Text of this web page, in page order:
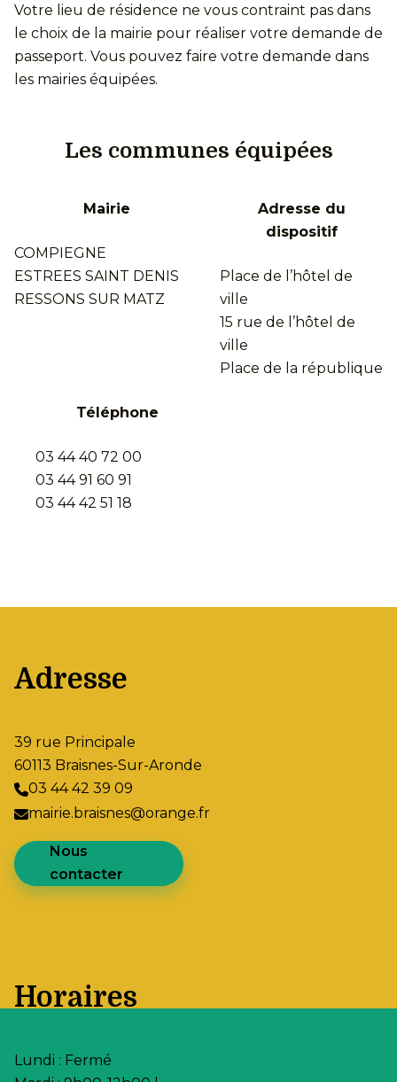
Votre lieu de résidence ne vous contraint pas dans
le choix de la mairie pour réaliser votre demande de
passeport. Vous pouvez faire votre demande dans
les mairies équipées.
Les communes équipées
Mairie
COMPIEGNE
ESTREES SAINT DENIS
RESSONS SUR MATZ
Adresse du
dispositif
Place de l’hôtel de
ville
15 rue de l’hôtel de
ville
Place de la république
Téléphone
03 44 40 72 00
03 44 91 60 91
03 44 42 51 18
Adresse
39 rue Principale
60113 Braisnes-Sur-Aronde
03 44 42 39 09
mairie.braisnes@orange.fr
Nous
contacter
Horaires
Lundi : Fermé